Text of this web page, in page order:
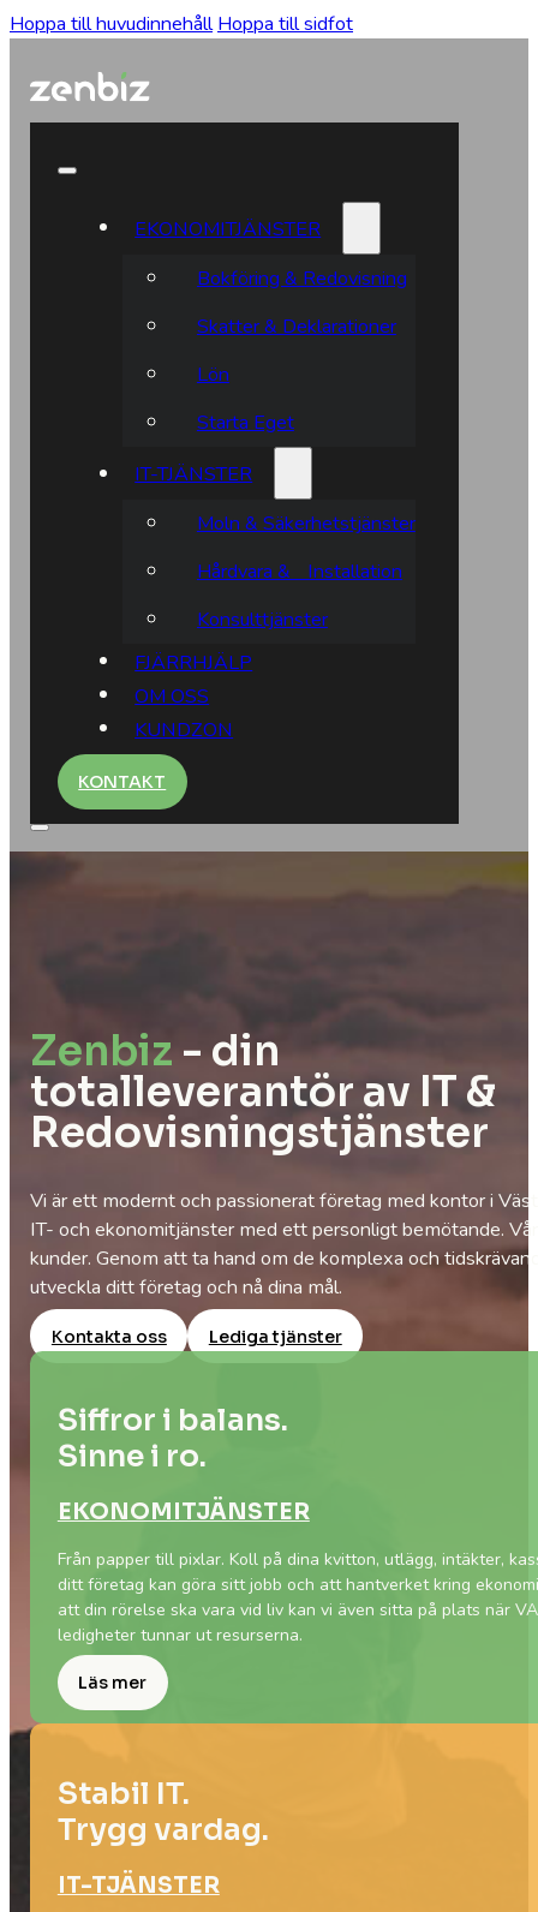
Hoppa till huvudinnehåll Hoppa till sidfot
EKONOMITJÄNSTER
Bokföring & Redovisning
Skatter & Deklarationer
Lön
Starta Eget
IT-TJÄNSTER
Moln & Säkerhetstjänster
Hårdvara & Installation
Konsulttjänster
FJÄRRHJÄLP
OM OSS
KUNDZON
KONTAKT
Zenbiz- din
totalleverantör av IT &
Redovisningstjänster
Vi är ett modernt och passionerat företag med kontor i
IT- och ekonomitjänster med ett personligt bemötande.
kunder. Genom att ta hand om de komplexa och
utveckla ditt företag och nå dina mål.
Kontakta oss Lediga tjänster
Siffror i balans.
Sinne i ro.
EKONOMITJÄNSTER
Från papper till pixlar. Koll på dina kvitton, utlägg, intäkter,
ditt företag kan göra sitt jobb och att hantverket kring
att din rörelse ska vara vid liv kan vi även sitta på plats när
ledigheter tunnar ut resurserna.
Läs mer
Stabil IT.
Trygg vardag.
IT-TJÄNSTER